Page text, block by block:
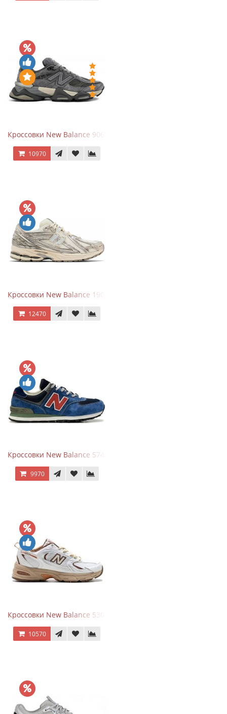
Кроссовки New Balance 9060 x Joe Freshgoods Dark Grey
10970
Кроссовки New Balance 1906R Arid Stone
12470
Кроссовки New Balance 574 Blue Black Red синий с красным
9970
Кроссовки New Balance 530 x Niko and... Off White
10570